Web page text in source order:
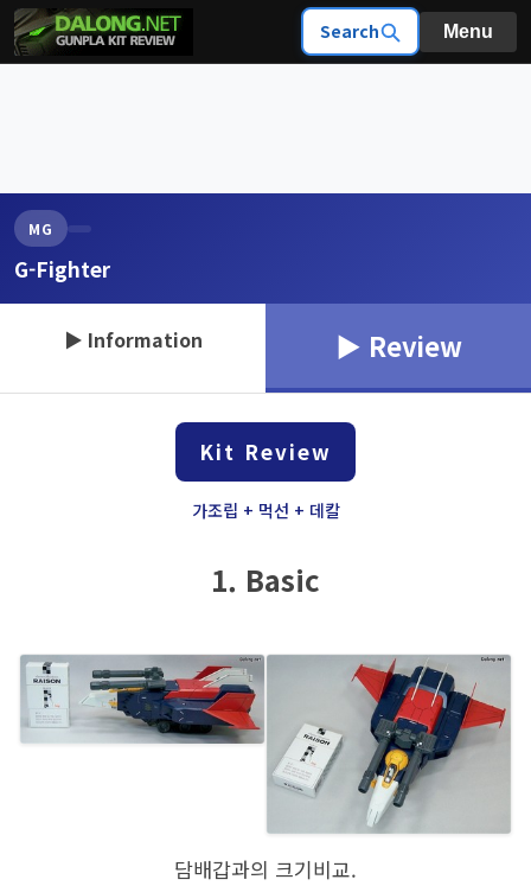
Search Menu
MG
G-Fighter
▶ Information ▶ Review
Kit Review
가조립 + 먹선 + 데칼
1. Basic
담배갑과의 크기비교.